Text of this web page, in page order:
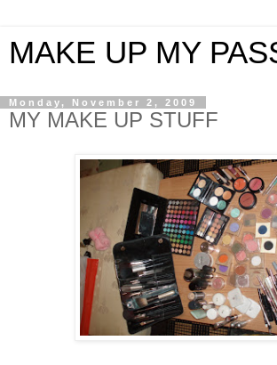
MAKE UP MY
Monday, November 2, 2009
MY MAKE UP STUFF